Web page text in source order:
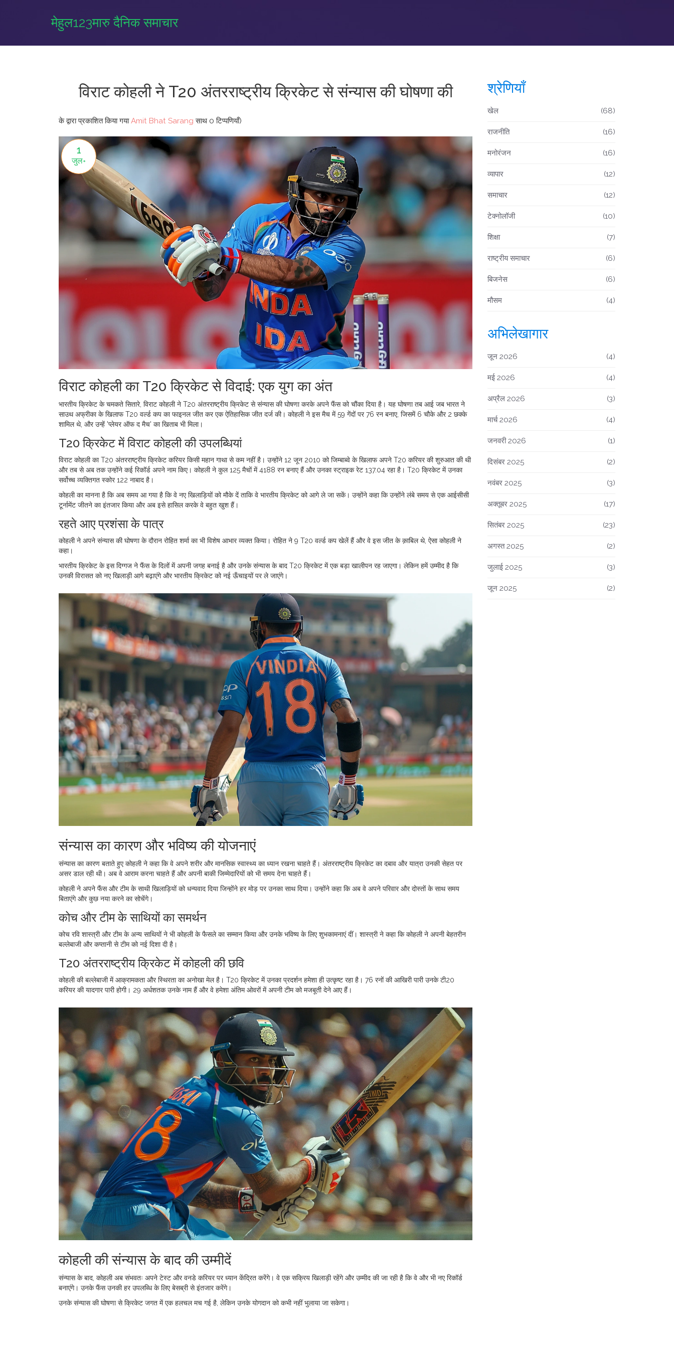
मेहुल123मारु दैनिक समाचार
विराट कोहली ने T20 अंतरराष्ट्रीय क्रिकेट से संन्यास की घोषणा की
के द्वारा प्रकाशित किया गयाAmit Bhat Sarang साथ 0 टिप्पणियाँ)
1
जुल॰
विराट कोहली का T20 क्रिकेट से विदाई: एक युग का अंत
भारतीय क्रिकेट के चमकते सितारे, विराट कोहली ने T20 अंतरराष्ट्रीय क्रिकेट से संन्यास की घोषणा करके अपने फैंस को चौंका दिया है। यह घोषणा तब आई जब भारत ने
साउथ अफ्रीका के खिलाफ T20 वर्ल्ड कप का फाइनल जीत कर एक ऐतिहासिक जीत दर्ज की। कोहली ने इस मैच में 59 गेंदों पर 76 रन बनाए, जिसमें 6 चौके और 2 छक्के
शामिल थे, और उन्हें 'प्लेयर ऑफ द मैच' का खिताब भी मिला।
T20 क्रिकेट में विराट कोहली की उपलब्धियां
विराट कोहली का T20 अंतरराष्ट्रीय क्रिकेट करियर किसी महान गाथा से कम नहीं है। उन्होंने 12 जून 2010 को जिम्बाब्वे के खिलाफ अपने T20 करियर की शुरुआत की थी
और तब से अब तक उन्होंने कई रिकॉर्ड अपने नाम किए। कोहली ने कुल 125 मैचों में 4188 रन बनाए हैं और उनका स्ट्राइक रेट 137.04 रहा है। T20 क्रिकेट में उनका
सर्वोच्च व्यक्तिगत स्कोर 122 नाबाद है।
कोहली का मानना है कि अब समय आ गया है कि वे नए खिलाड़ियों को मौके दें ताकि वे भारतीय क्रिकेट को आगे ले जा सकें। उन्होंने कहा कि उन्होंने लंबे समय से एक आईसीसी
टूर्नामेंट जीतने का इंतजार किया और अब इसे हासिल करके वे बहुत खुश हैं।
रहते आए प्रशंसा के पात्र
कोहली ने अपने संन्यास की घोषणा के दौरान रोहित शर्मा का भी विशेष आभार व्यक्त किया। रोहित ने 9 T20 वर्ल्ड कप खेलें हैं और वे इस जीत के क़ाबिल थे, ऐसा कोहली ने
कहा।
भारतीय क्रिकेट के इस दिग्गज ने फैंस के दिलों में अपनी जगह बनाई है और उनके संन्यास के बाद T20 क्रिकेट में एक बड़ा खालीपन रह जाएगा। लेकिन हमें उम्मीद है कि
उनकी विरासत को नए खिलाड़ी आगे बढ़ाएंगे और भारतीय क्रिकेट को नई ऊँचाइयों पर ले जाएंगे।
संन्यास का कारण और भविष्य की योजनाएं
संन्यास का कारण बताते हुए कोहली ने कहा कि वे अपने शरीर और मानसिक स्वास्थ्य का ध्यान रखना चाहते हैं। अंतरराष्ट्रीय क्रिकेट का दबाव और यात्रा उनकी सेहत पर
असर डाल रही थी। अब वे आराम करना चाहते हैं और अपनी बाकी जिम्मेदारियों को भी समय देना चाहते हैं।
कोहली ने अपने फैंस और टीम के साथी खिलाड़ियों को धन्यवाद दिया जिन्होंने हर मोड़ पर उनका साथ दिया। उन्होंने कहा कि अब वे अपने परिवार और दोस्तों के साथ समय
बिताएंगे और कुछ नया करने का सोचेंगे।
कोच और टीम के साथियों का समर्थन
कोच रवि शास्त्री और टीम के अन्य साथियों ने भी कोहली के फैसले का सम्मान किया और उनके भविष्य के लिए शुभकामनाएं दीं। शास्त्री ने कहा कि कोहली ने अपनी बेहतरीन
बल्लेबाजी और कप्तानी से टीम को नई दिशा दी है।
T20 अंतरराष्ट्रीय क्रिकेट में कोहली की छवि
कोहली की बल्लेबाजी में आक्रामकता और स्थिरता का अनोखा मेल है। T20 क्रिकेट में उनका प्रदर्शन हमेशा ही उत्कृष्ट रहा है। 76 रनों की आखिरी पारी उनके टी20
करियर की यादगार पारी होगी। 29 अर्धशतक उनके नाम हैं और वे हमेशा अंतिम ओवरों में अपनी टीम को मजबूती देने आए हैं।
कोहली की संन्यास के बाद की उम्मीदें
संन्यास के बाद, कोहली अब संभवतः अपने टेस्ट और वनडे करियर पर ध्यान केंद्रित करेंगे। वे एक सक्रिय खिलाड़ी रहेंगे और उम्मीद की जा रही है कि वे और भी नए रिकॉर्ड
बनाएंगे। उनके फैंस उनकी हर उपलब्धि के लिए बेसब्री से इंतजार करेंगे।
उनके संन्यास की घोषणा से क्रिकेट जगत में एक हलचल मच गई है, लेकिन उनके योगदान को कभी नहीं भुलाया जा सकेगा।
श्रेणियाँ
खेल (68)
राजनीति (16)
मनोरंजन (16)
व्यापार (12)
समाचार (12)
टेक्नोलॉजी (10)
शिक्षा (7)
राष्ट्रीय समाचार (6)
बिजनेस (6)
मौसम (4)
अभिलेखागार
जून 2026 (4)
मई 2026 (4)
अप्रैल 2026 (3)
मार्च 2026 (4)
जनवरी 2026 (1)
दिसंबर 2025 (2)
नवंबर 2025 (3)
अक्तूबर 2025 (17)
सितंबर 2025 (23)
अगस्त 2025 (2)
जुलाई 2025 (3)
जून 2025 (2)